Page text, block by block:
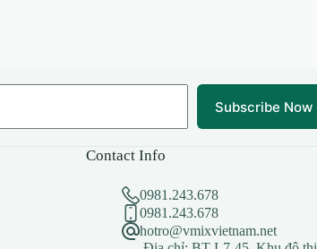
Subscribe Now
Contact Info
0981.243.678
0981.243.678
hotro@vmixvietnam.net